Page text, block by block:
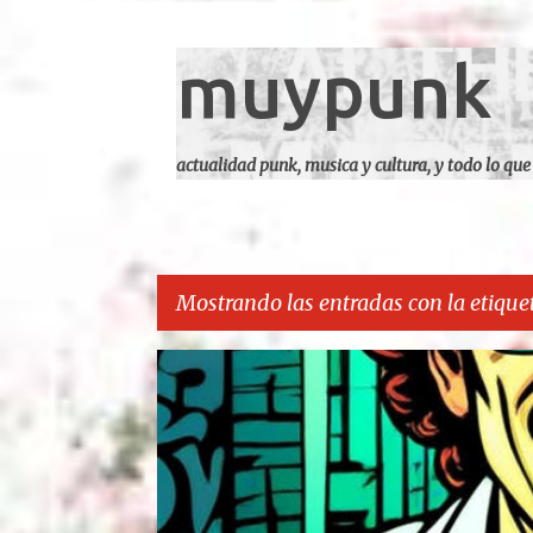
muypunk
actualidad punk, musica y cultura, y todo lo que
Mostrando las entradas con la
E
n
t
a
CARCA